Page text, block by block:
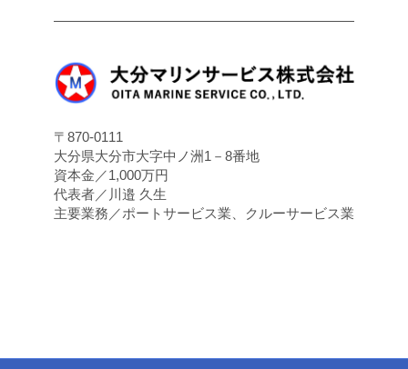
〒870-0111
大分県大分市大字中ノ洲1－8番地
資本金／1,000万円
代表者／川邉 久生
主要業務／ポートサービス業、クルーサービス業